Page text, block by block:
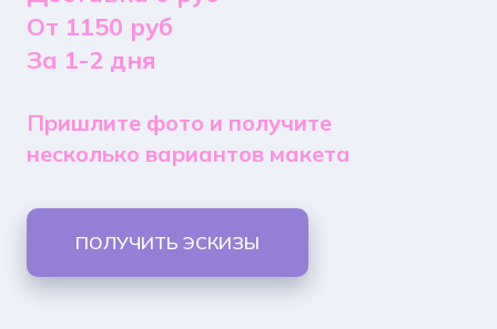
От 1150 руб
За 1-2 дня
Пришлите фото и получите
несколько вариантов макета
ПОЛУЧИТЬ ЭСКИЗЫ